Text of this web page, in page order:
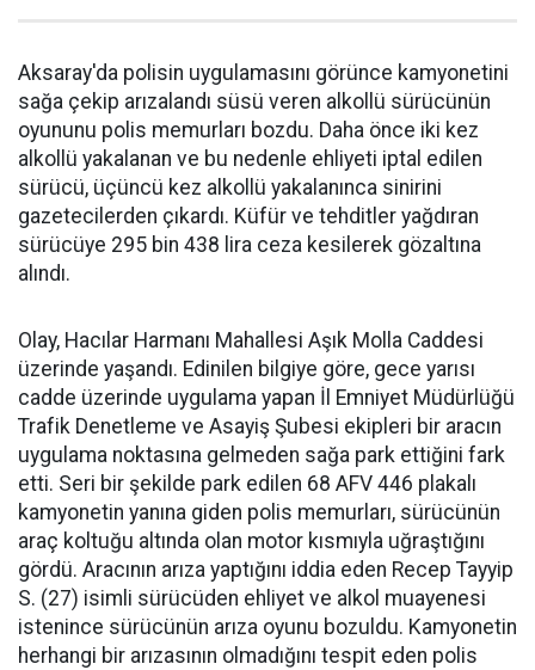
Aksaray'da polisin uygulamasını görünce kamyonetini
sağa çekip arızalandı süsü veren alkollü sürücünün
oyununu polis memurları bozdu. Daha önce iki kez
alkollü yakalanan ve bu nedenle ehliyeti iptal edilen
sürücü, üçüncü kez alkollü yakalanınca sinirini
gazetecilerden çıkardı. Küfür ve tehditler yağdıran
sürücüye 295 bin 438 lira ceza kesilerek gözaltına
alındı.
Olay, Hacılar Harmanı Mahallesi Aşık Molla Caddesi
üzerinde yaşandı. Edinilen bilgiye göre, gece yarısı
cadde üzerinde uygulama yapan İl Emniyet Müdürlüğü
Trafik Denetleme ve Asayiş Şubesi ekipleri bir aracın
uygulama noktasına gelmeden sağa park ettiğini fark
etti. Seri bir şekilde park edilen 68 AFV 446 plakalı
kamyonetin yanına giden polis memurları, sürücünün
araç koltuğu altında olan motor kısmıyla uğraştığını
gördü. Aracının arıza yaptığını iddia eden Recep Tayyip
S. (27) isimli sürücüden ehliyet ve alkol muayenesi
istenince sürücünün arıza oyunu bozuldu. Kamyonetin
herhangi bir arızasının olmadığını tespit eden polis